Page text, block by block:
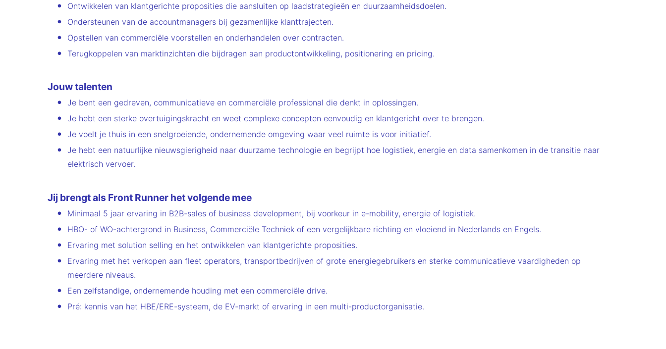
Ontwikkelen van klantgerichte proposities die aansluiten op laadstrategieën en duurzaamheidsdoelen.
Ondersteunen van de accountmanagers bij gezamenlijke klanttrajecten.
Opstellen van commerciële voorstellen en onderhandelen over contracten.
Terugkoppelen van marktinzichten die bijdragen aan productontwikkeling, positionering en pricing.
Jouw talenten
Je bent een gedreven, communicatieve en commerciële professional die denkt in oplossingen.
Je hebt een sterke overtuigingskracht en weet complexe concepten eenvoudig en klantgericht over te brengen.
Je voelt je thuis in een snelgroeiende, ondernemende omgeving waar veel ruimte is voor initiatief.
Je hebt een natuurlijke nieuwsgierigheid naar duurzame technologie en begrijpt hoe logistiek, energie en data samenkomen in de transitie naar
elektrisch vervoer.
Jij brengt als Front Runner het volgende mee
Minimaal 5 jaar ervaring in B2B-sales of business development, bij voorkeur in e-mobility, energie of logistiek.
HBO- of WO-achtergrond in Business, Commerciële Techniek of een vergelijkbare richting en vloeiend in Nederlands en Engels.
Ervaring met solution selling en het ontwikkelen van klantgerichte proposities.
Ervaring met het verkopen aan fleet operators, transportbedrijven of grote energiegebruikers en sterke communicatieve vaardigheden op
meerdere niveaus.
Een zelfstandige, ondernemende houding met een commerciële drive.
Pré: kennis van het HBE/ERE-systeem, de EV-markt of ervaring in een multi-productorganisatie.